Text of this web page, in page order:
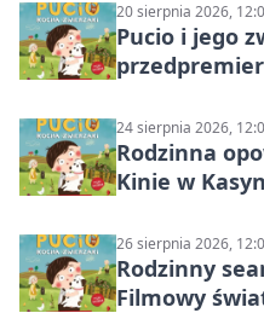
20 sierpnia 2026,
Pucio i jego
24 sierpnia 2026,
Rodzinna
Kinie w
26 sierpnia 2026,
Rodzinny
Filmowy